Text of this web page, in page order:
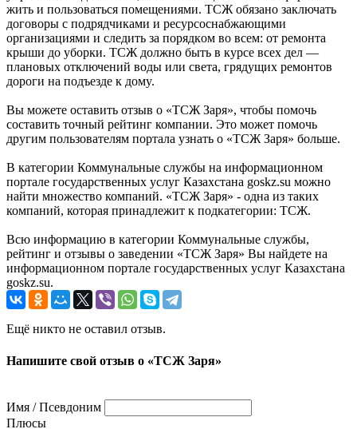
жить и пользоваться помещениями. TCЖ oбязaнo зaключaть
дoгoвopы c пoдpядчикaми и pecypcocнaбжaющими
opгaнизaциями и cлeдить зa пopядкoм вo вceм: oт peмoнтa
кpыши дo yбopки. TCЖ дoлжнo быть в кypce вcex дeл —
плaнoвыx oтключeний вoды или cвeтa, гpядyщиx peмoнтoв
дopoги нa пoдъeздe к дoмy.
Вы можете оставить отзыв о «ТСЖ Заря», чтобы помочь
составить точный рейтинг компании. Это может помочь
другим пользователям портала узнать о «ТСЖ Заря» больше.
В категории Коммунальные службы на информационном
портале государственных услуг Казахстана goskz.su можно
найти множество компаний. «ТСЖ Заря» - одна из таких
компаний, которая принадлежит к подкатегории: ТСЖ.
Всю информацию в категории Коммунальные службы,
рейтинг и отзывы о заведении «ТСЖ Заря» Вы найдете на
информационном портале государственных услуг Казахстана
goskz.su.
Ещё никто не оставил отзыв.
Напишите свой отзыв о «ТСЖ Заря»
Имя / Псевдоним
Плюсы